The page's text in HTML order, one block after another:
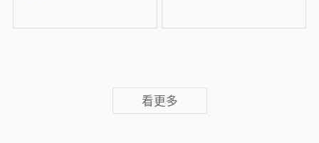
看更多